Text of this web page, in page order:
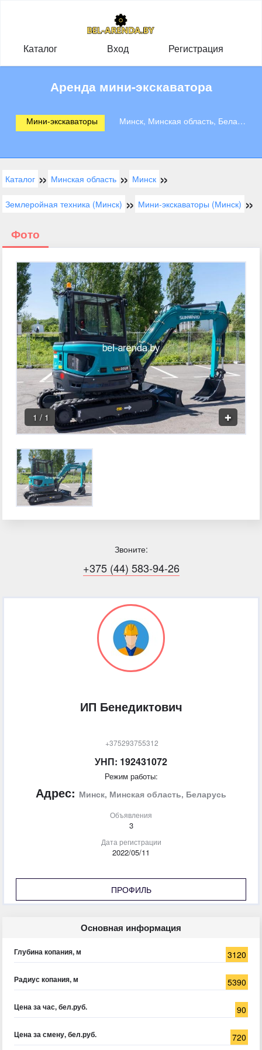
Каталог Вход Регистрация
Аренда мини-экскаватора
Мини-экскаваторы Минск, Минская область, Беларусь
Каталог » Минская область » Минск »
Землеройная техника (Минск) » Мини-экскаваторы (Минск) »
Фото
✚
1 / 1
Звоните:
+375 (44) 583-94-26
ИП Бенедиктович
+375293755312
УНП: 192431072
Режим работы:
Адрес: Минск, Минская область, Беларусь
Объявления
3
Дата регистрации
2022/05/11
ПРОФИЛЬ
Основная информация
Глубина копания, м 3120
Радиус копания, м 5390
Цена за час, бел.руб. 90
Цена за смену, бел.руб. 720